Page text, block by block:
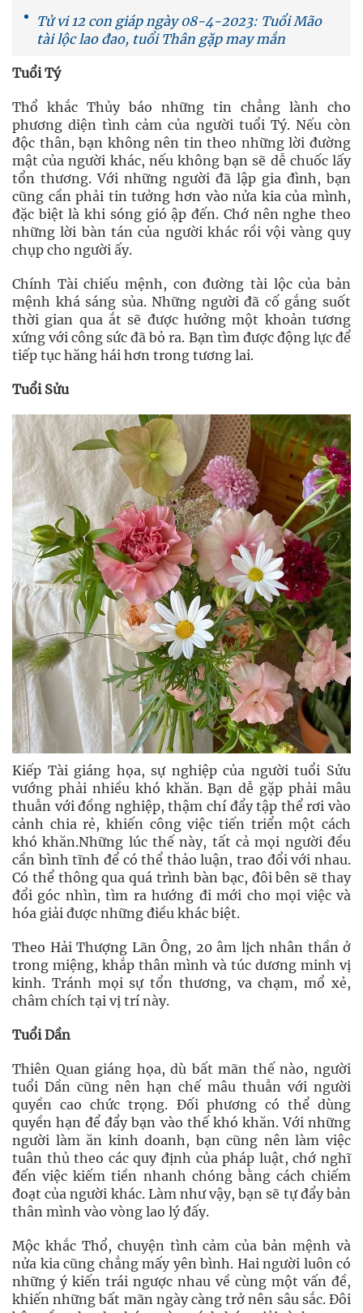
Tử vi 12 con giáp ngày 08-4-2023: Tuổi Mão
tài lộc lao đao, tuổi Thân gặp may mắn
Tuổi Tý
Thổ khắc Thủy báo những tin chẳng lành cho
phương diện tình cảm của người tuổi Tý. Nếu còn
độc thân, bạn không nên tin theo những lời đường
mật của người khác, nếu không bạn sẽ dễ chuốc lấy
tổn thương. Với những người đã lập gia đình, bạn
cũng cần phải tin tưởng hơn vào nửa kia của mình,
đặc biệt là khi sóng gió ập đến. Chớ nên nghe theo
những lời bàn tán của người khác rồi vội vàng quy
chụp cho người ấy.
Chính Tài chiếu mệnh, con đường tài lộc của bản
mệnh khá sáng sủa. Những người đã cố gắng suốt
thời gian qua ắt sẽ được hưởng một khoản tương
xứng với công sức đã bỏ ra. Bạn tìm được động lực để
tiếp tục hăng hái hơn trong tương lai.
Tuổi Sửu
Kiếp Tài giáng họa, sự nghiệp của người tuổi Sửu
vướng phải nhiều khó khăn. Bạn dễ gặp phải mâu
thuẫn với đồng nghiệp, thậm chí đẩy tập thể rơi vào
cảnh chia rẻ, khiến công việc tiến triển một cách
khó khăn.Những lúc thế này, tất cả mọi người đều
cần bình tĩnh để có thể thảo luận, trao đổi với nhau.
Có thể thông qua quá trình bàn bạc, đôi bên sẽ thay
đổi góc nhìn, tìm ra hướng đi mới cho mọi việc và
hóa giải được những điều khác biệt.
Theo Hải Thượng Lãn Ông, 20 âm lịch nhân thần ở
trong miệng, khắp thân mình và túc dương minh vị
kinh. Tránh mọi sự tổn thương, va chạm, mổ xẻ,
châm chích tại vị trí này.
Tuổi Dần
Thiên Quan giáng họa, dù bất mãn thế nào, người
tuổi Dần cũng nên hạn chế mâu thuẫn với người
quyền cao chức trọng. Đối phương có thể dùng
quyền hạn để đẩy bạn vào thế khó khăn. Với những
người làm ăn kinh doanh, bạn cũng nên làm việc
tuân thủ theo các quy định của pháp luật, chớ nghĩ
đến việc kiếm tiền nhanh chóng bằng cách chiếm
đoạt của người khác. Làm như vậy, bạn sẽ tự đẩy bản
thân mình vào vòng lao lý đấy.
Mộc khắc Thổ, chuyện tình cảm của bản mệnh và
nửa kia cũng chẳng mấy yên bình. Hai người luôn có
những ý kiến trái ngược nhau về cùng một vấn đề,
khiến những bất mãn ngày càng trở nên sâu sắc. Đôi